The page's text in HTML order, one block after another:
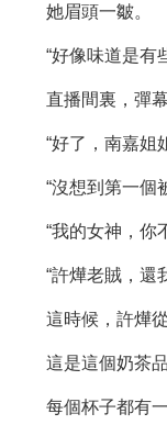
她眉頭一皺。
“好像味道是有
直播間裏，彈幕
“好了，南嘉姐
“沒想到第一個
“我的女神，你
“許燁老賊，還
這時候，許燁
這是這個奶茶
每個杯子都有一